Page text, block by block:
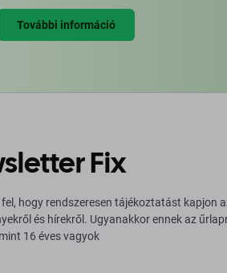
További információ
Fix
hogy rendszeresen tájékoztatást kapjon
és hírekről. Ugyanakkor ennek az
16 éves vagyok